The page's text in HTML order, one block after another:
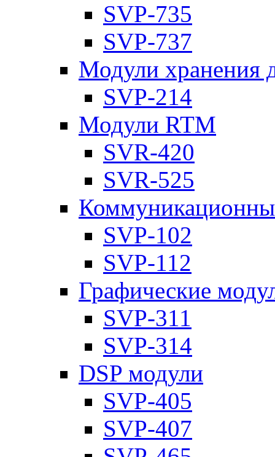
SVP-735
SVP-737
Модули хранения
SVP-214
Модули RTM
SVR-420
SVR-525
SVP-102
SVP-112
Графические
SVP-311
SVP-314
DSP модули
SVP-405
SVP-407